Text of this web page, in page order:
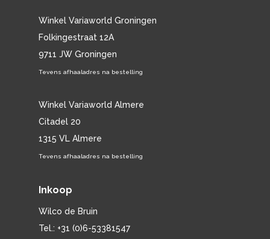
Winkel Variaworld Groningen
Folkingestraat 12A
9711 JW Groningen
Tevens afhaaladres na bestelling
Winkel Variaworld Almere
Citadel 20
1315 VL Almere
Tevens afhaaladres na bestelling
Inkoop
Wilco de Bruin
Tel.: +31 (0)6-53381547